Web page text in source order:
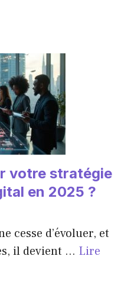
votre stratégie
en 2025 ?
cesse d’évoluer, et
il devient ... Lire